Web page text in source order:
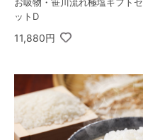
ットD
11,880円